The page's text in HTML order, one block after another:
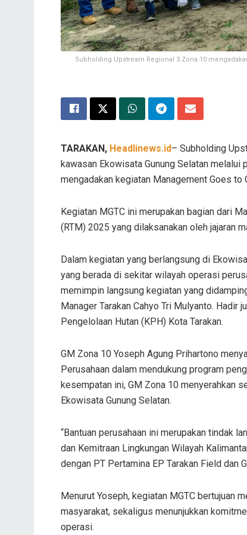
Subholding Upstream Regional 3 Zona 10
TARAKAN, Headlinews.id– Subholding
kawasan Ekowisata Gunung Selatan
mengadakan kegiatan Management Goes
Kegiatan MGTC ini merupakan bagian dari
(RTM) 2025 yang dilaksanakan oleh jajaran
Dalam kegiatan yang berlangsung di
yang berada di sekitar wilayah operasi
memimpin langsung kegiatan yang
Manager Tarakan Cahyo Tri Mulyanto. Hadir
Pengelolaan Hutan (KPH) Kota Tarakan.
GM Zona 10 Yoseph Agung Prihartono
Perusahaan dalam mendukung program
kesempatan ini, GM Zona 10 menyerahkan
Ekowisata Gunung Selatan.
“Bantuan perusahaan ini merupakan tindak
dan Kemitraan Lingkungan Wilayah
dengan PT Pertamina EP Tarakan Field dan
Menurut Yoseph, kegiatan MGTC bertujuan
masyarakat, sekaligus menunjukkan
operasi.